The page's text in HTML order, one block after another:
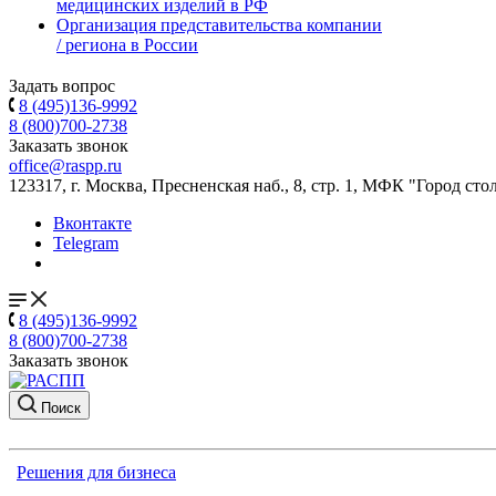
медицинских изделий в РФ
Организация представительства компании
/ региона в России
Задать вопрос
8 (495)136-9992
8 (800)700-2738
Заказать звонок
office@raspp.ru
123317, г. Москва, Пресненская наб., 8, стр. 1, МФК "Город
Вконтакте
Telegram
8 (495)136-9992
8 (800)700-2738
Заказать звонок
Поиск
Решения для бизнеса